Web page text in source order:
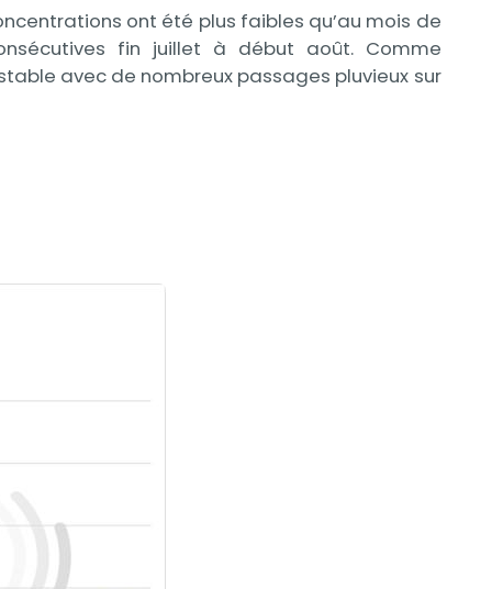
ont été plus faibles qu’au mois de
fin juillet à début août. Comme
avec de nombreux passages pluvieux sur